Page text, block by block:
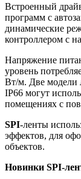
Встроенный
программ с
динамические
контроллером с
Напряжение
уровень
Вт/м. Две модели
IP66 могут
помещениях с
SPI-ленты
эффектов, для
объектов.
Новинки SPI-